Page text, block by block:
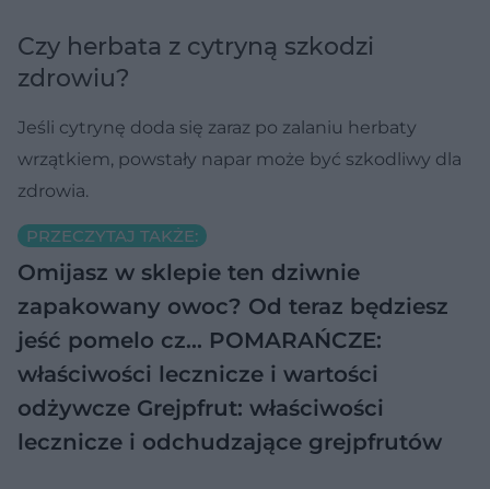
Czy herbata z cytryną szkodzi
zdrowiu?
Jeśli cytrynę doda się zaraz po zalaniu herbaty
wrzątkiem, powstały napar może być szkodliwy dla
zdrowia.
PRZECZYTAJ TAKŻE:
Omijasz w sklepie ten dziwnie
zapakowany owoc? Od teraz będziesz
jeść pomelo cz… POMARAŃCZE:
właściwości lecznicze i wartości
odżywcze Grejpfrut: właściwości
lecznicze i odchudzające grejpfrutów